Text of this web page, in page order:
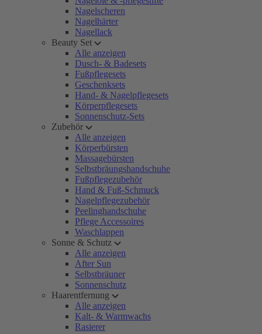
Nagelscheren
Nagelhärter
Nagellack
Beauty Set
Alle anzeigen
Dusch- & Badesets
Fußpflegesets
Geschenksets
Hand- & Nagelpflegesets
Körperpflegesets
Sonnenschutz-Sets
Zubehör
Alle anzeigen
Körperbürsten
Massagebürsten
Selbstbräungshandschuhe
Fußpflegezubehör
Hand & Fuß-Schmuck
Nagelpflegezubehör
Peelinghandschuhe
Pflege Accessoires
Waschlappen
Sonne & Schutz
Alle anzeigen
After Sun
Selbstbräuner
Sonnenschutz
Haarentfernung
Alle anzeigen
Kalt- & Warmwachs
Rasierer